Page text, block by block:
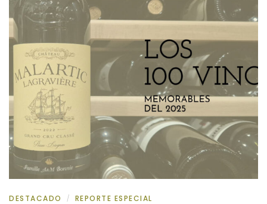
DESTACADO / REPORTE ESPECIAL